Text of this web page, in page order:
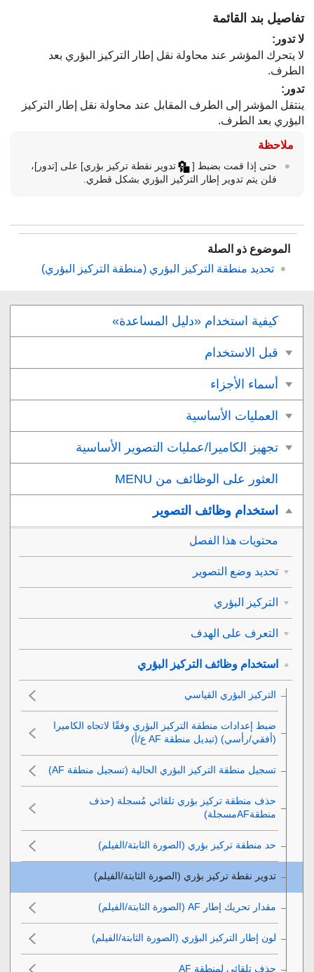
تفاصيل بند القائمة
لا تدور :
لا يتحرك المؤشر عند محاولة نقل إطار التركيز البؤري بعد
الطرف.
تدور :
ينتقل المؤشر إلى الطرف المقابل عند محاولة نقل إطار التركيز
البؤري بعد الطرف.
ملاحظة
حتى إذا قمت بضبط [ تدوير نقطة تركيز بؤري] على [تدور]،
فلن يتم تدوير إطار التركيز البؤري بشكل قطري.
الموضوع ذو الصلة
تحديد منطقة التركيز البؤري (منطقة التركيز البؤري)
كيفية استخدام «دليل المساعدة»
قبل الاستخدام
أسماء الأجزاء
العمليات الأساسية
تجهيز الكاميرا/عمليات التصوير الأساسية
العثور على الوظائف من MENU
استخدام وظائف التصوير
محتويات هذا الفصل
تحديد وضع التصوير
التركيز البؤري
التعرف على الهدف
استخدام وظائف التركيز البؤري
ضبط إعدادات منطقة التركيز البؤري وفقًا لاتجاه الكاميرا
(أفقي/رأسي) (تبديل منطقة AF ع/أ)
تسجيل منطقة التركيز البؤري الحالية (تسجيل منطقة AF‎‏)
حذف منطقة تركيز بؤري تلقائي مُسجلة (حذف
منطقةAFمسجلة)
حد منطقة تركيز بؤري (الصورة الثابتة/الفيلم)
تدوير نقطة تركيز بؤري (الصورة الثابتة/الفيلم)
مقدار تحريك إطار AF‎‏ (الصورة الثابتة/الفيلم)
لون إطار التركيز البؤري (الصورة الثابتة/الفيلم)
حذف تلقائي لمنطقة AF‎‏